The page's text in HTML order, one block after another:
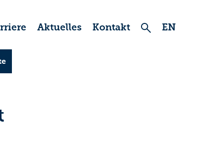
Aktuelles Kontakt EN